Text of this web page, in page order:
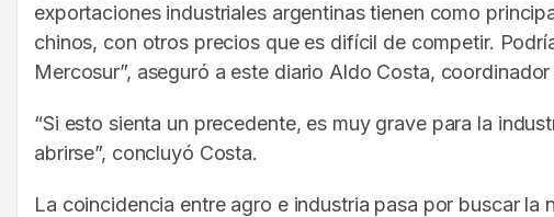
exportaciones industriales argentinas tienen como
chinos, con otros precios que es difícil de competir.
Mercosur”, aseguró a este diario Aldo Costa,
“Si esto sienta un precedente, es muy grave para la
abrirse”, concluyó Costa.
La coincidencia entre agro e industria pasa por buscar